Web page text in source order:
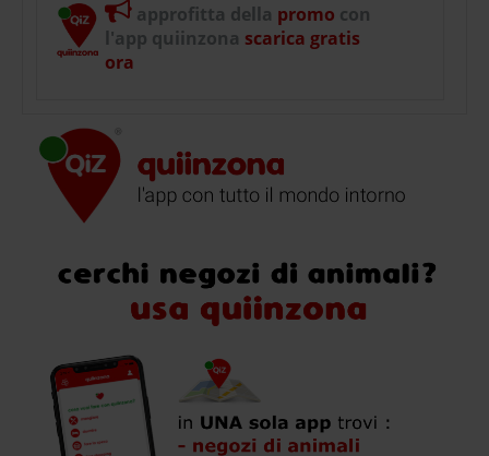
approfitta della promo con
l'app quiinzona scarica gratis
ora